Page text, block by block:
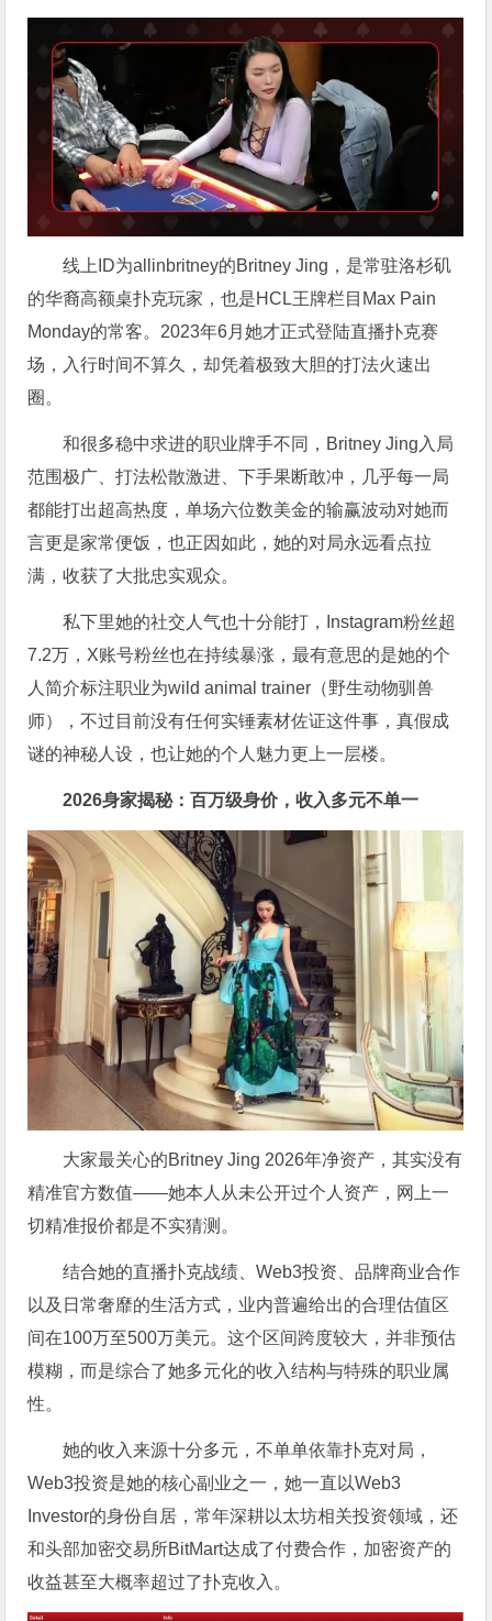
线上ID为allinbritney的Britney Jing，是常驻洛杉矶
的华裔高额桌扑克玩家，也是HCL王牌栏目Max Pain
Monday的常客。2023年6月她才正式登陆直播扑克赛
场，入行时间不算久，却凭着极致大胆的打法火速出
圈。
和很多稳中求进的职业牌手不同，Britney Jing入局
范围极广、打法松散激进、下手果断敢冲，几乎每一局
都能打出超高热度，单场六位数美金的输赢波动对她而
言更是家常便饭，也正因如此，她的对局永远看点拉
满，收获了大批忠实观众。
私下里她的社交人气也十分能打，Instagram粉丝超
7.2万，X账号粉丝也在持续暴涨，最有意思的是她的个
人简介标注职业为wild animal trainer（野生动物驯兽
师），不过目前没有任何实锤素材佐证这件事，真假成
谜的神秘人设，也让她的个人魅力更上一层楼。
2026身家揭秘：百万级身价，收入多元不单一
大家最关心的Britney Jing 2026年净资产，其实没有
精准官方数值——她本人从未公开过个人资产，网上一
切精准报价都是不实猜测。
结合她的直播扑克战绩、Web3投资、品牌商业合作
以及日常奢靡的生活方式，业内普遍给出的合理估值区
间在100万至500万美元。这个区间跨度较大，并非预估
模糊，而是综合了她多元化的收入结构与特殊的职业属
性。
她的收入来源十分多元，不单单依靠扑克对局，
Web3投资是她的核心副业之一，她一直以Web3
Investor的身份自居，常年深耕以太坊相关投资领域，还
和头部加密交易所BitMart达成了付费合作，加密资产的
收益甚至大概率超过了扑克收入。